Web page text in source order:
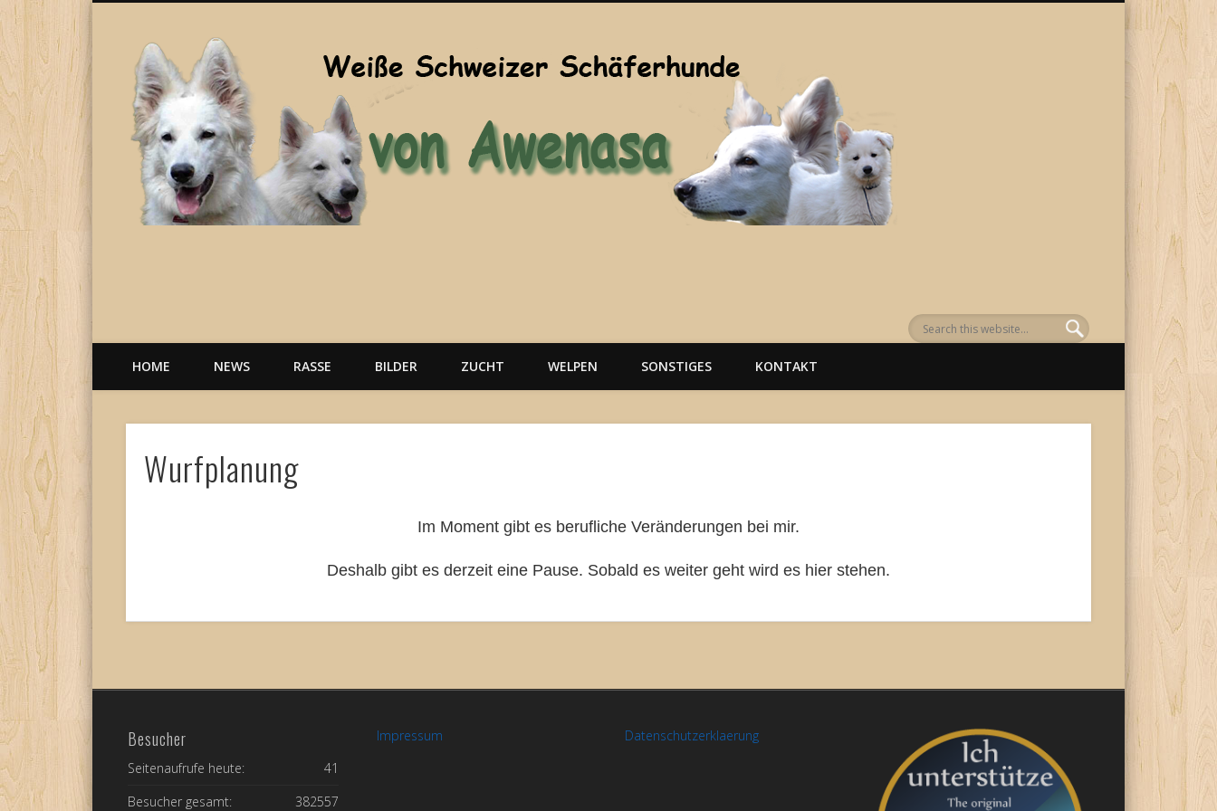
Welpen, weiße Schäferhunde, Hunde, Berger Blanc Suisse
HOME NEWS RASSE BILDER ZUCHT WELPEN SONSTIGES KONTAKT
Wurfplanung
Im Moment gibt es berufliche Veränderungen bei mir.
Deshalb gibt es derzeit eine Pause. Sobald es weiter geht wird es hier stehen.
Besucher
41
Seitenaufrufe heute:
382557
Besucher gesamt:
Impressum Datenschutzerklaerung